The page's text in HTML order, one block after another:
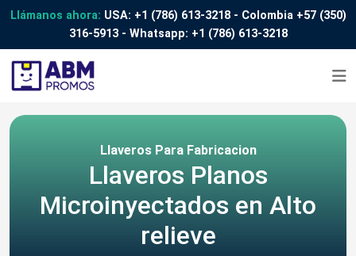
Llámanos ahora: USA: +1 (786) 613-3218- Colombia +57 (350)
316-5913- Whatsapp: +1 (786) 613-3218
Llaveros Para Fabricacion
Llaveros Planos
Microinyectados en Alto
relieve